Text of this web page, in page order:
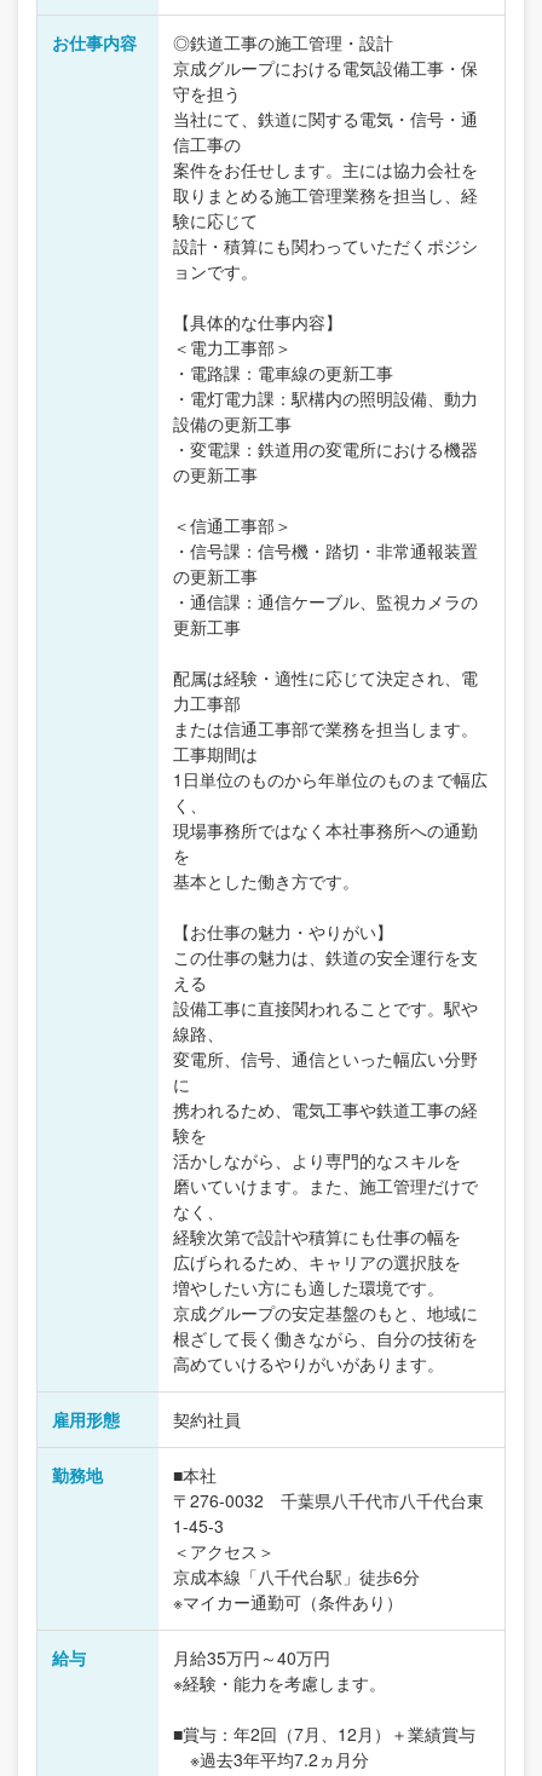
お仕事内容
◎鉄道工事の施工管理・設計
京成グループにおける電気設備工事・保
守を担う
当社にて、鉄道に関する電気・信号・通
信工事の
案件をお任せします。主には協力会社を
取りまとめる施工管理業務を担当し、経
験に応じて
設計・積算にも関わっていただくポジシ
ョンです。
【具体的な仕事内容】
＜電力工事部＞
・電路課：電車線の更新工事
・電灯電力課：駅構内の照明設備、動力
設備の更新工事
・変電課：鉄道用の変電所における機器
の更新工事
＜信通工事部＞
・信号課：信号機・踏切・非常通報装置
の更新工事
・通信課：通信ケーブル、監視カメラの
更新工事
配属は経験・適性に応じて決定され、電
力工事部
または信通工事部で業務を担当します。
工事期間は
1日単位のものから年単位のものまで幅広
く、
現場事務所ではなく本社事務所への通勤
を
基本とした働き方です。
【お仕事の魅力・やりがい】
この仕事の魅力は、鉄道の安全運行を支
える
設備工事に直接関われることです。駅や
線路、
変電所、信号、通信といった幅広い分野
に
携われるため、電気工事や鉄道工事の経
験を
活かしながら、より専門的なスキルを
磨いていけます。また、施工管理だけで
なく、
経験次第で設計や積算にも仕事の幅を
広げられるため、キャリアの選択肢を
増やしたい方にも適した環境です。
京成グループの安定基盤のもと、地域に
根ざして長く働きながら、自分の技術を
高めていけるやりがいがあります。
雇用形態 契約社員
勤務地
■本社
〒276-0032 千葉県八千代市八千代台東
1-45-3
＜アクセス＞
京成本線「八千代台駅」徒歩6分
※マイカー通勤可（条件あり）
給与
月給35万円～40万円
※経験・能力を考慮します。
■賞与：年2回（7月、12月）＋業績賞与
※過去3年平均7.2ヵ月分